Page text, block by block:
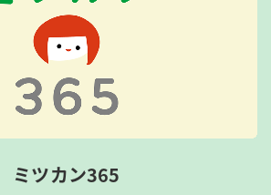
ミツカン365